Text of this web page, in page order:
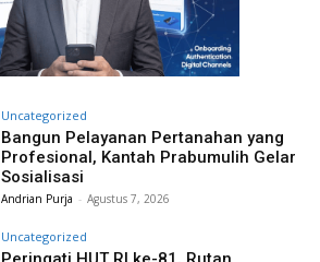
Uncategorized
Bangun Pelayanan Pertanahan yang
Profesional, Kantah Prabumulih Gelar
Sosialisasi
Andrian Purja - Agustus 7, 2026
Uncategorized